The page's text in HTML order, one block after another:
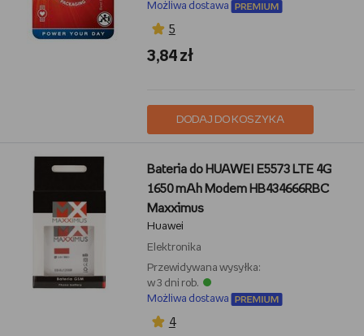
Możliwa dostawa
5
3,84 zł
DODAJ DO KOSZYKA
Bateria do HUAWEI E5573 LTE 4G
1650 mAh Modem HB434666RBC
Maxximus
Huawei
Elektronika
Przewidywana wysyłka:
w 3 dni rob.
Możliwa dostawa
4